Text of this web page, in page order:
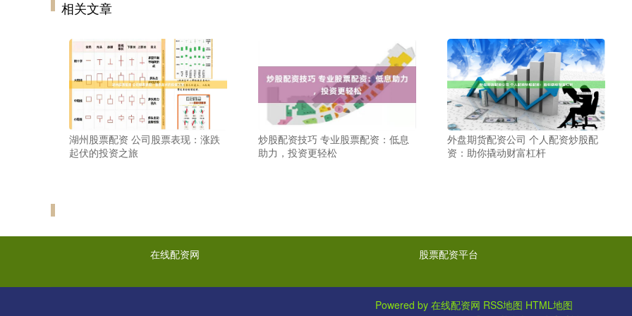
相关文章
湖州股票配资 公司股票表现：涨跌
起伏的投资之旅
炒股配资技巧 专业股票配资：低息
助力，投资更轻松
外盘期货配资公司 个人配资炒股配
资：助你撬动财富杠杆
在线配资网 股票配资平台
Powered by 在线配资网 RSS地图 HTML地图